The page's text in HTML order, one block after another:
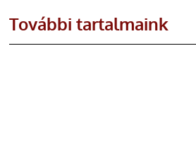
További tartalmaink